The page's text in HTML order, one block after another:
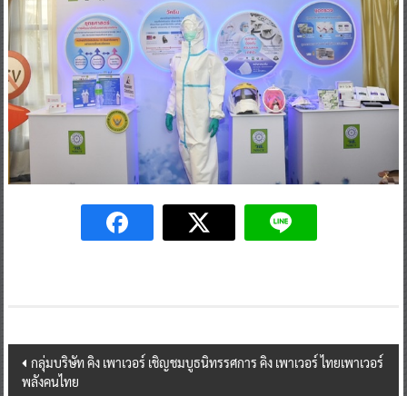
Post
กลุ่มบริษัท คิง เพาเวอร์ เชิญชมบูธนิทรรศการ คิง เพาเวอร์ ไทยเพาเวอร์
พลังคนไทย